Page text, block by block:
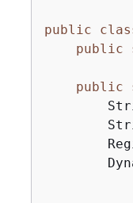
public
public
public